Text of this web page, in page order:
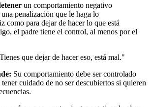
un comportamiento negativo
penalización que le haga lo
como para dejar de hacer lo que está
el padre tiene el control, al menos por el
que dejar de hacer eso, está mal."
Su comportamiento debe ser controlado
cuidado de no ser descubiertos si quieren